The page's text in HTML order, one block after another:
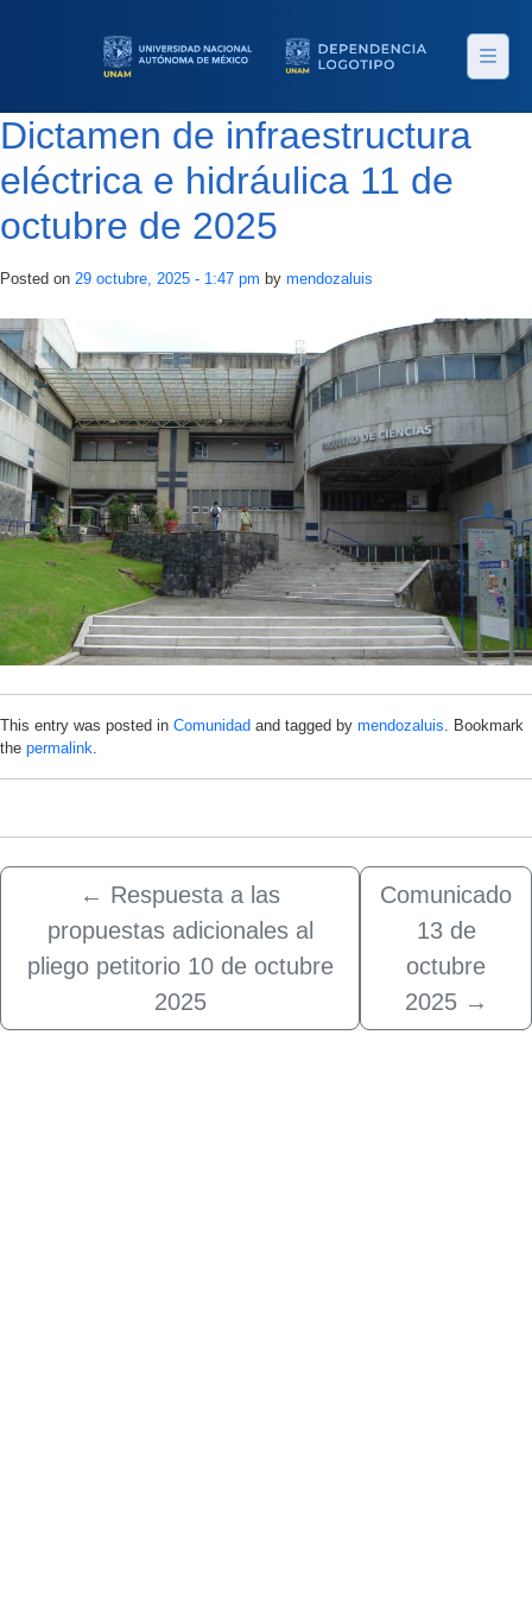
Dictamen de infraestructura
eléctrica e hidráulica 11 de
octubre de 2025
Posted on 29 octubre, 2025 - 1:47 pm by mendozaluis
This entry was posted in Comunidad and tagged by mendozaluis . Bookmark
the permalink
← Respuesta a las
propuestas adicionales al
pliego petitorio 10 de octubre
2025
Comunicado
13 de
octubre
2025 →